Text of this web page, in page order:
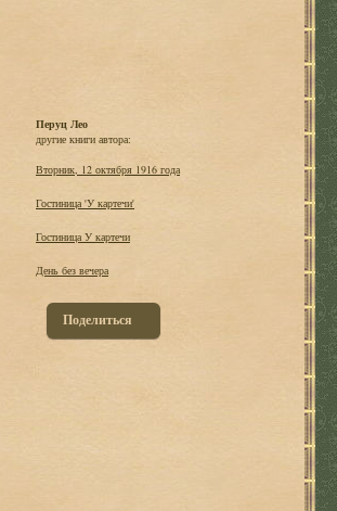
Перуц Лео
другие книги автора:
Вторник, 12 октября 1916 года
Гостиница 'У картечи'
Гостиница У картечи
День без вечера
Поделиться